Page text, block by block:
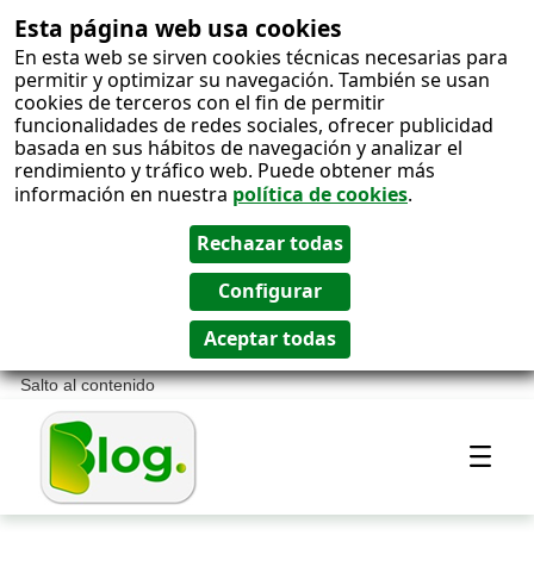
Esta página web usa cookies
En esta web se sirven cookies técnicas necesarias para
permitir y optimizar su navegación. También se usan
cookies de terceros con el fin de permitir
funcionalidades de redes sociales, ofrecer publicidad
basada en sus hábitos de navegación y analizar el
rendimiento y tráfico web. Puede obtener más
información en nuestra política de cookies.
Salto al contenido